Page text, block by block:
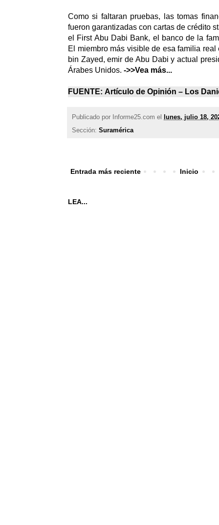
Como si faltaran pruebas, las tomas
fueron garantizadas con cartas de crédito
el First Abu Dabi Bank, el banco de la
El miembro más visible de esa familia
bin Zayed, emir de Abu Dabi y actual
Árabes Unidos. ->>Vea más...
FUENTE: Artículo de Opinión – Los
Publicado por Informe25.com el
lunes, julio 18,
Sección: Suramérica
Entrada más reciente Inicio
LEA...